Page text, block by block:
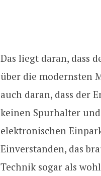
Das liegt daran, dass
über die modernsten
auch daran, dass der
keinen Spurhalter
elektronischen
Einverstanden, das
Technik sogar als